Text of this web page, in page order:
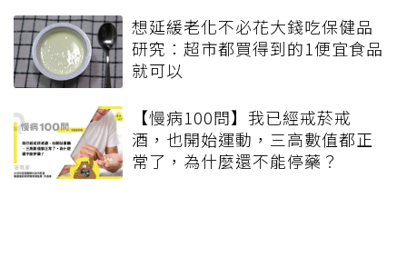
想延緩老化不必花大錢吃保健品
研究：超市都買得到的1便宜食品
就可以
【慢病100問】我已經戒菸戒
酒，也開始運動，三高數值都正
常了，為什麼還不能停藥？